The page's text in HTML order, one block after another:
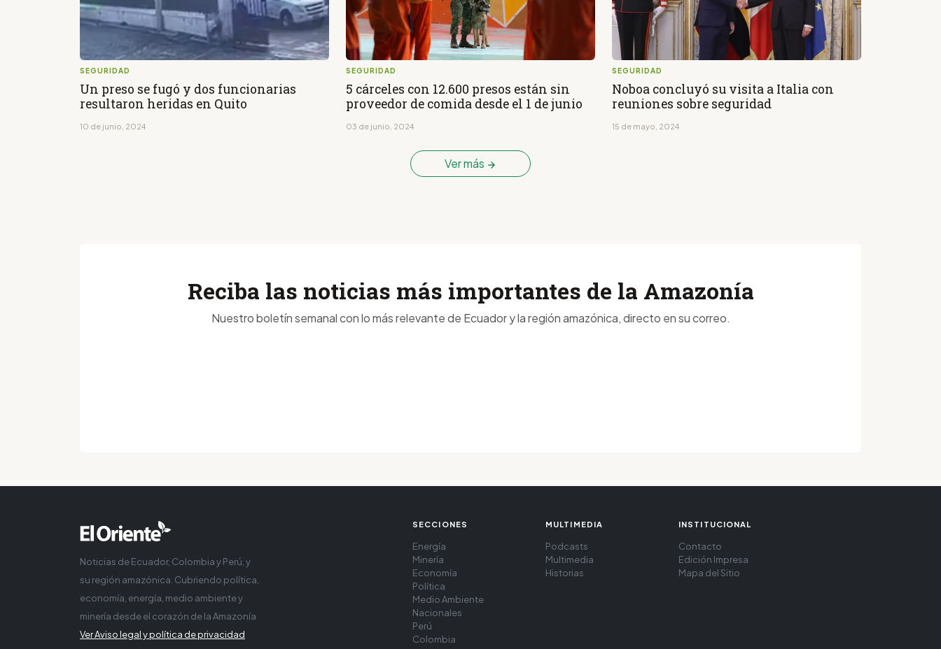
SEGURIDAD
Un preso se fugó y dos funcionarias
resultaron heridas en Quito
10 de junio, 2024
SEGURIDAD
5 cárceles con 12.600 presos están sin
proveedor de comida desde el 1 de junio
03 de junio, 2024
SEGURIDAD
Noboa concluyó su visita a Italia con
reuniones sobre seguridad
15 de mayo, 2024
Ver más
Reciba las noticias más importantes de la Amazonía
Nuestro boletín semanal con lo más relevante de Ecuador y la región amazónica, directo en su correo.
Noticias de Ecuador, Colombia y Perú, y
su región amazónica. Cubriendo política,
economía, energía, medio ambiente y
minería desde el corazón de la Amazonía
Ver Aviso legal y política de privacidad
SECCIONES
Energía
Minería
Economía
Política
Medio Ambiente
Nacionales
Perú
Colombia
MULTIMEDIA
Podcasts
Multimedia
Historias
INSTITUCIONAL
Contacto
Edición Impresa
Mapa del Sitio